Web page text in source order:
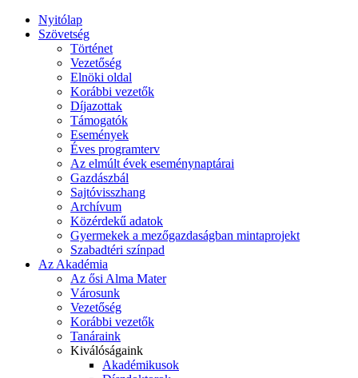
Nyitólap
Szövetség
Történet
Vezetőség
Elnöki oldal
Korábbi vezetők
Díjazottak
Támogatók
Események
Éves programterv
Az elmúlt évek eseménynaptárai
Gazdászbál
Sajtóvisszhang
Archívum
Közérdekű adatok
Gyermekek a mezőgazdaságban mintaprojekt
Szabadtéri színpad
Az Akadémia
Az ősi Alma Mater
Városunk
Vezetőség
Korábbi vezetők
Tanáraink
Kiválóságaink
Akadémikusok